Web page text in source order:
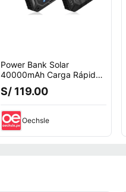
Power Bank Solar
40000mAh Carga Rápida
22.5W Inalámbrico
Resistente IP65 Negro
S/ 119.00
Oechsle